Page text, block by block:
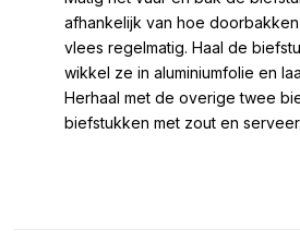
afhankelijk van hoe
vlees regelmatig. Haal de
wikkel ze in aluminiumfolie en
Herhaal met de overige twee
biefstukken met zout en serveer.